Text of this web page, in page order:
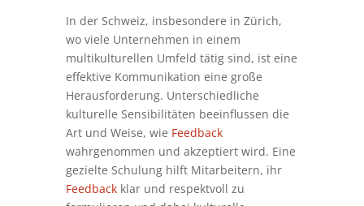
In der Schweiz, insbesondere in Zürich,
wo viele Unternehmen in einem
multikulturellen Umfeld tätig sind, ist eine
effektive Kommunikation eine große
Herausforderung. Unterschiedliche
kulturelle Sensibilitäten beeinflussen die
Art und Weise, wie Feedback
wahrgenommen und akzeptiert wird. Eine
gezielte Schulung hilft Mitarbeitern, ihr
Feedbackklar und respektvoll zu